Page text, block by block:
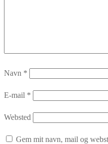
Navn *
E-mail *
Websted
Gem mit navn, mail og